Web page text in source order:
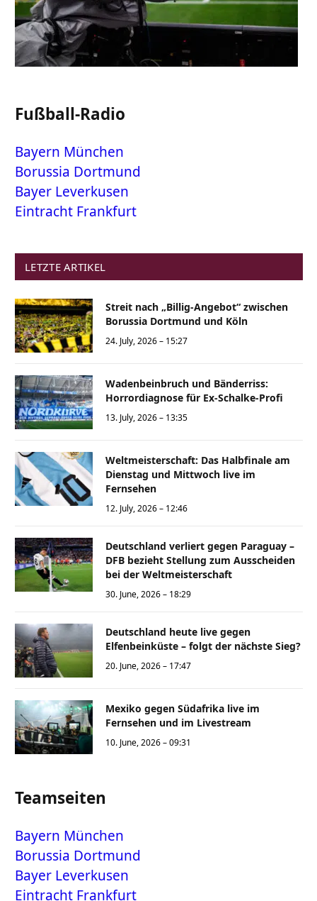
Fußball-Radio
Bayern München
Borussia Dortmund
Bayer Leverkusen
Eintracht Frankfurt
LETZTE ARTIKEL
Streit nach „Billig-Angebot“ zwischen
Borussia Dortmund und Köln
24. July, 2026 – 15:27
Wadenbeinbruch und Bänderriss:
Horrordiagnose für Ex-Schalke-Profi
13. July, 2026 – 13:35
Weltmeisterschaft: Das Halbfinale am
Dienstag und Mittwoch live im
Fernsehen
12. July, 2026 – 12:46
Deutschland verliert gegen Paraguay –
DFB bezieht Stellung zum Ausscheiden
bei der Weltmeisterschaft
30. June, 2026 – 18:29
Deutschland heute live gegen
Elfenbeinküste – folgt der nächste Sieg?
20. June, 2026 – 17:47
Mexiko gegen Südafrika live im
Fernsehen und im Livestream
10. June, 2026 – 09:31
Teamseiten
Bayern München
Borussia Dortmund
Bayer Leverkusen
Eintracht Frankfurt